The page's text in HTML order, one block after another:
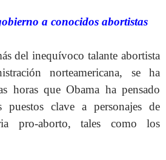
a conocidos abortistas
del inequívoco talante abortista
norteamericana, se ha
horas que Obama ha pensado
puestos clave a personajes de
pro-aborto, tales como los